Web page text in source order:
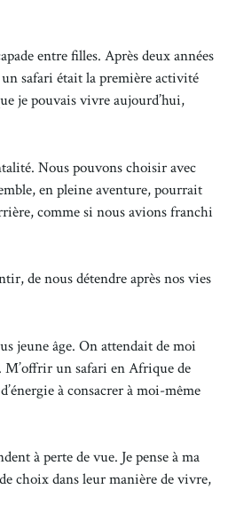
entre filles. Après deux années
safari était la première activité
je pouvais vivre aujourd’hui,
Nous pouvons choisir avec
en pleine aventure, pourrait
comme si nous avions franchi
de nous détendre après nos vies
jeune âge. On attendait de moi
M’offrir un safari en Afrique de
à consacrer à moi-même
à perte de vue. Je pense à ma
choix dans leur manière de vivre,